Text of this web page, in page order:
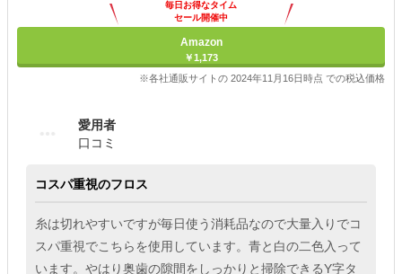
毎日お得なタイム
セール開催中
Amazon
￥1,173
※各社通販サイトの 2024年11月16日時点 での税込価格
愛用者
口コミ
コスパ重視のフロス
糸は切れやすいですが毎日使う消耗品なので大量入りでコ
スパ重視でこちらを使用しています。青と白の二色入って
います。やはり奥歯の隙間をしっかりと掃除できるY字タ